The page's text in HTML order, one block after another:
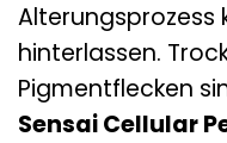
Alterungsprozess
hinterlassen.
Pigmentflecken
Sensai Cellular